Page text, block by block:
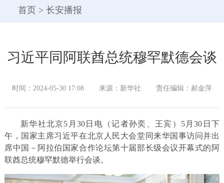
首页 > 长安播报
习近平同阿联酋总统穆罕默德会谈
时间：2024-05-30 17:08 来源：新华社 责任编辑：郝金萍
新华社北京5月30日电（记者孙奕、王宾）5月30日下
午，国家主席习近平在北京人民大会堂同来华国事访问并出
席中国－阿拉伯国家合作论坛第十届部长级会议开幕式的阿
联酋总统穆罕默德举行会谈。